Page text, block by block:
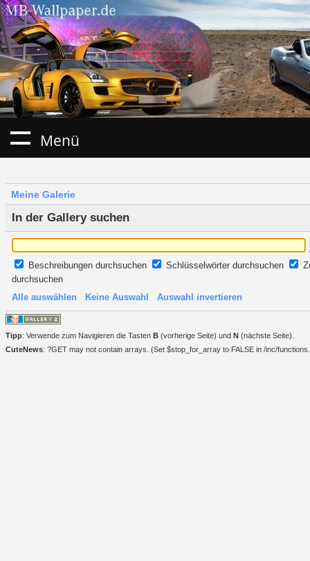
Menü
Meine Galerie
In der Gallery suchen
Beschreibungen durchsuchen Schlüsselwörter durchsuchen
durchsuchen
Alle auswählen
Keine Auswahl Auswahl invertieren
Tipp: Verwende zum Navigieren die Tasten B (vorherige Seite) und N (nächste Seite).
CuteNews: ?GET may not contain arrays. (Set $stop_for_array to FALSE in /inc/